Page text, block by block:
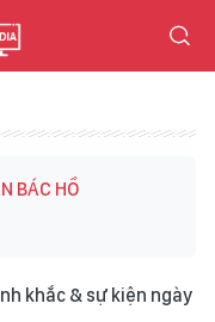
BÁC HỒ
khắc & sự kiện ngày